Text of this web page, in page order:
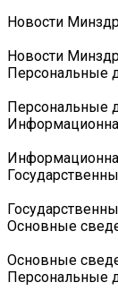
Новости
Новости
Персональные
Персональные
Основные
Основные
Персональные